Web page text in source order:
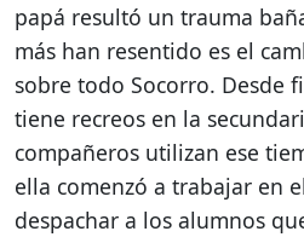
papá resultó un trauma
más han resentido es el
sobre todo Socorro. Desde
tiene recreos en la
compañeros utilizan ese
ella comenzó a trabajar en
despachar a los alumnos